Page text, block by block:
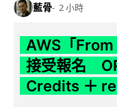
藍骨 2 小時
AWS「
接受報名
Credits ＋